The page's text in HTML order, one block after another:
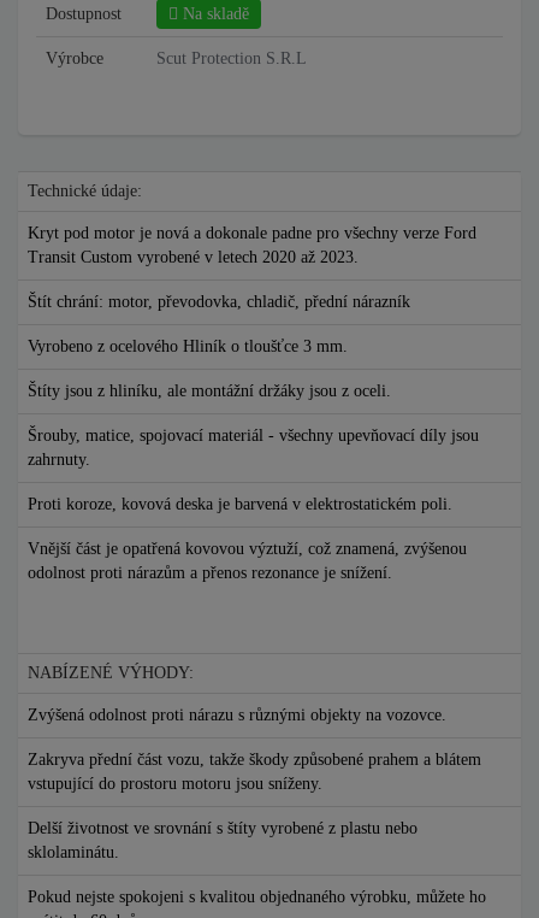
Dostupnost Na skladě
Výrobce Scut Protection S.R.L
Technické údaje:
Kryt pod motor je nová a dokonale padne pro všechny verze Ford
Transit Custom vyrobené v letech 2020 až 2023.
Štít chrání: motor, převodovka, chladič, přední nárazník
Vyrobeno z ocelového Hliník o tloušťce 3 mm.
Štíty jsou z hliníku, ale montážní držáky jsou z oceli.
Šrouby, matice, spojovací materiál - všechny upevňovací díly jsou
zahrnuty.
Proti koroze, kovová deska je barvená v elektrostatickém poli.
Vnější část je opatřená kovovou výztuží, což znamená, zvýšenou
odolnost proti nárazům a přenos rezonance je snížení.
NABÍZENÉ VÝHODY:
Zvýšená odolnost proti nárazu s různými objekty na vozovce.
Zakryva přední část vozu, takže škody způsobené prahem a blátem
vstupující do prostoru motoru jsou sníženy.
Delší životnost ve srovnání s štíty vyrobené z plastu nebo
sklolaminátu.
Pokud nejste spokojeni s kvalitou objednaného výrobku, můžete ho